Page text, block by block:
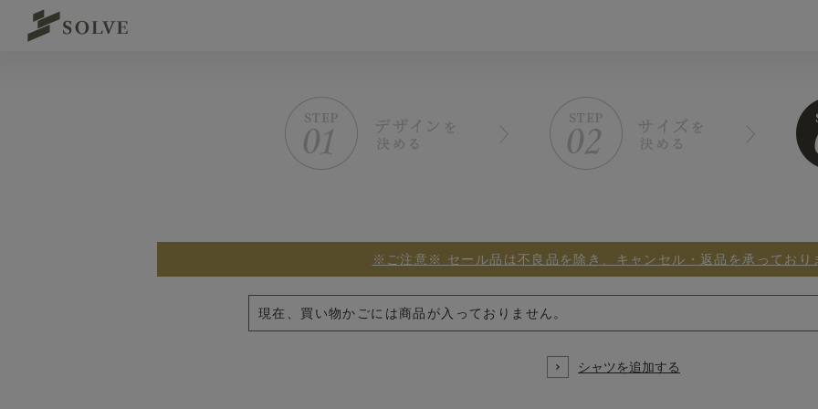
※ご注意※ セール品は不良品を除き、キャンセル・返品を承っており
現在、買い物かごには商品が入っておりません。